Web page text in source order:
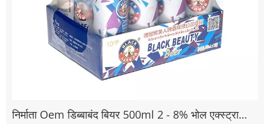
निर्माता Oem डिब्बाबंद बियर 500ml 2 - 8% भोल एक्स्ट्रा